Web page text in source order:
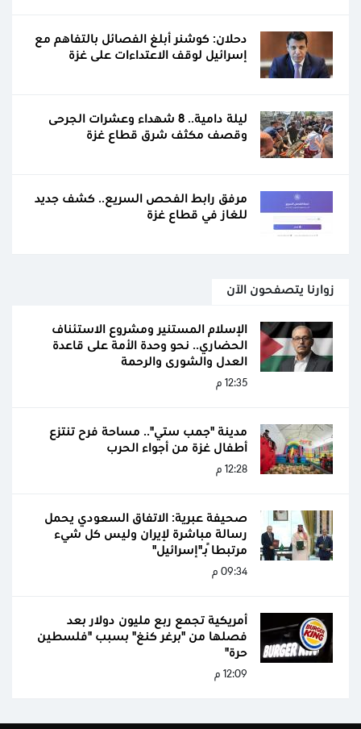
دحلان: كوشنر أبلغ الفصائل بالتفاهم مع
إسرائيل لوقف الاعتداءات على غزة
ليلة دامية.. 8 شهداء وعشرات الجرحى
وقصف مكثف شرق قطاع غزة
مرفق رابط الفحص السريع.. كشف جديد
للغاز في قطاع غزة
زوارنا يتصفحون الآن
الإسلام المستنير ومشروع الاستئناف
الحضاري.. نحو وحدة الأمة على قاعدة
العدل والشورى والرحمة
12:35 م
مدينة "جمب ستي".. مساحة فرح تنتزع
أطفال غزة من أجواء الحرب
12:28 م
صحيفة عبرية: الاتفاق السعودي يحمل
رسالة مباشرة لإيران وليس كل شيء
مرتبطاً بـ"إسرائيل"
09:34 م
أمريكية تجمع ربع مليون دولار بعد
فصلها من "برغر كنغ" بسبب "فلسطين
حرة"
12:09 م